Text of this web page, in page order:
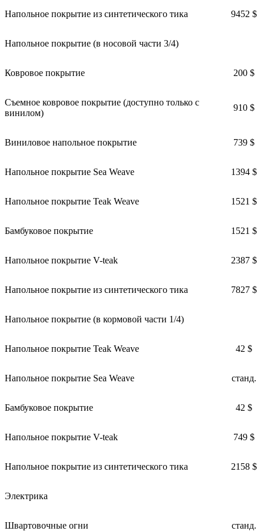
Напольное покрытие из синтетического тика 9452 $
Напольное покрытие (в носовой части 3/4)
Ковровое покрытие 200 $
Съемное ковровое покрытие (доступно только с
винилом)
910 $
Виниловое напольное покрытие 739 $
Напольное покрытие Sea Weave 1394 $
Напольное покрытие Teak Weave 1521 $
Бамбуковое покрытие 1521 $
Напольное покрытие V-teak 2387 $
Напольное покрытие из синтетического тика 7827 $
Напольное покрытие (в кормовой части 1/4)
Напольное покрытие Teak Weave 42 $
Напольное покрытие Sea Weave станд.
Бамбуковое покрытие 42 $
Напольное покрытие V-teak 749 $
Напольное покрытие из синтетического тика 2158 $
Электрика
Швартовочные огни станд.